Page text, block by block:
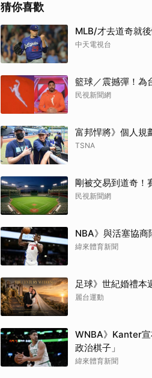
猜你喜歡
MLB/才去道奇就
中天電視台
籃球／震撼彈！為
民視新聞網
富邦悍將》個人規
TSNA
剛被交易到道奇
民視新聞網
NBA》與活塞協
緯來體育新聞
足球》世紀婚禮
麗台運動
WNBA》Kanter宣
政治棋子」
緯來體育新聞